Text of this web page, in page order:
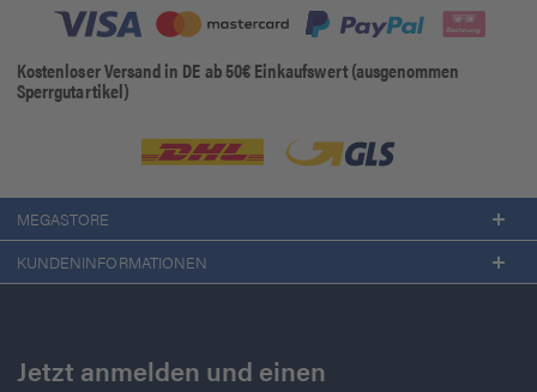
Kostenloser Versand in DE ab 50€ Einkaufswert (ausgenommen
Sperrgutartikel)
MEGASTORE
KUNDENINFORMATIONEN
Jetzt anmelden und einen